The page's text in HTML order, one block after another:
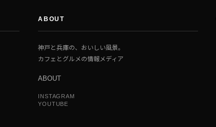
ABOUT
神戸と兵庫の、おいしい風景。
カフェとグルメの情報メディア
ABOUT
INSTAGRAM
YOUTUBE